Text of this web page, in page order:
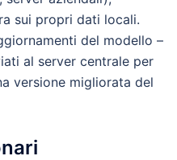
sui propri dati locali.
del modello –
al server centrale per
versione migliorata del